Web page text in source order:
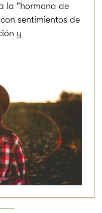
la "hormona de
sentimientos de
y